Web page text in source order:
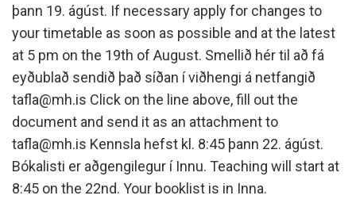
þann 19. ágúst. If necessary apply for changes to
your timetable as soon as possible and at the latest
at 5 pm on the 19th of August. Smellið hér til að fá
eyðublað sendið það síðan í viðhengi á netfangið
tafla@mh.is Click on the line above, fill out the
document and send it as an attachment to
tafla@mh.is Kennsla hefst kl. 8:45 þann 22. ágúst.
Bókalisti er aðgengilegur í Innu. Teaching will start at
8:45 on the 22nd. Your booklist is in Inna.